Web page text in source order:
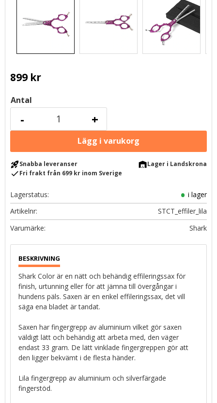
899kr
Antal
+
-
rocket_launchSnabba leveranser warehouseLager i Landskrona
checkFri frakt från 699 kr inom Sverige
Lagerstatus
i lager
Artikelnr
STCT_effiler_lila
Shark
Shark Color är en nätt och behändig effileringssax för
finish, urtunning eller för att jämna till övergångar i
hundens päls. Saxen är en enkel effileringssax, det vill
säga ena bladet är tandat.
Saxen har fingergrepp av aluminium vilket gör saxen
väldigt lätt och behändig att arbeta med, den väger
endast 33 gram. De lätt vinklade fingergreppen gör att
den ligger bekvämt i de flesta händer.
Lila fingergrepp av aluminium och silverfärgade
fingerstöd.